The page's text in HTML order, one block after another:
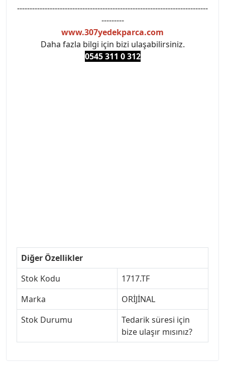
----------------------------------------------------------------------------
---------
www.307yedekparca.com
Daha fazla bilgi için bizi ulaşabilirsiniz.
0545 311 0 312
Diğer Özellikler
Stok Kodu
1717.TF
Marka
ORİJİNAL
Stok Durumu
Tedarik süresi için
bize ulaşır mısınız?